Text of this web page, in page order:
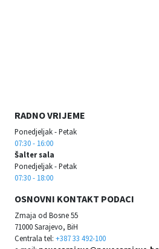
RADNO VRIJEME
Ponedjeljak - Petak
07:30 - 16:00
Šalter sala
Ponedjeljak - Petak
07:30 - 18:00
OSNOVNI KONTAKT PODACI
Zmaja od Bosne 55
71000 Sarajevo, BiH
Centrala tel: +387 33 492-100